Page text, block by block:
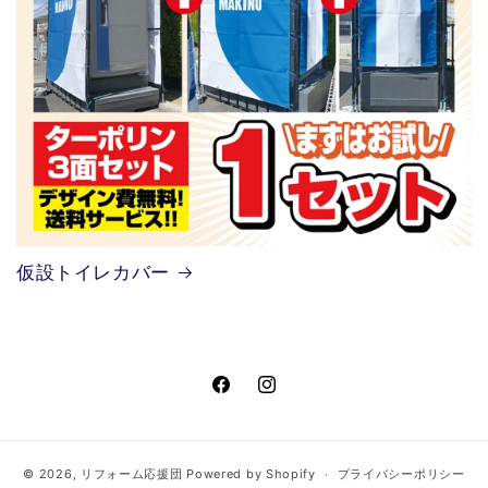
仮設トイレカバー
FacebookInstagram
© 2026, リフォーム応援団 Powered by Shopify プライバシーポリシー